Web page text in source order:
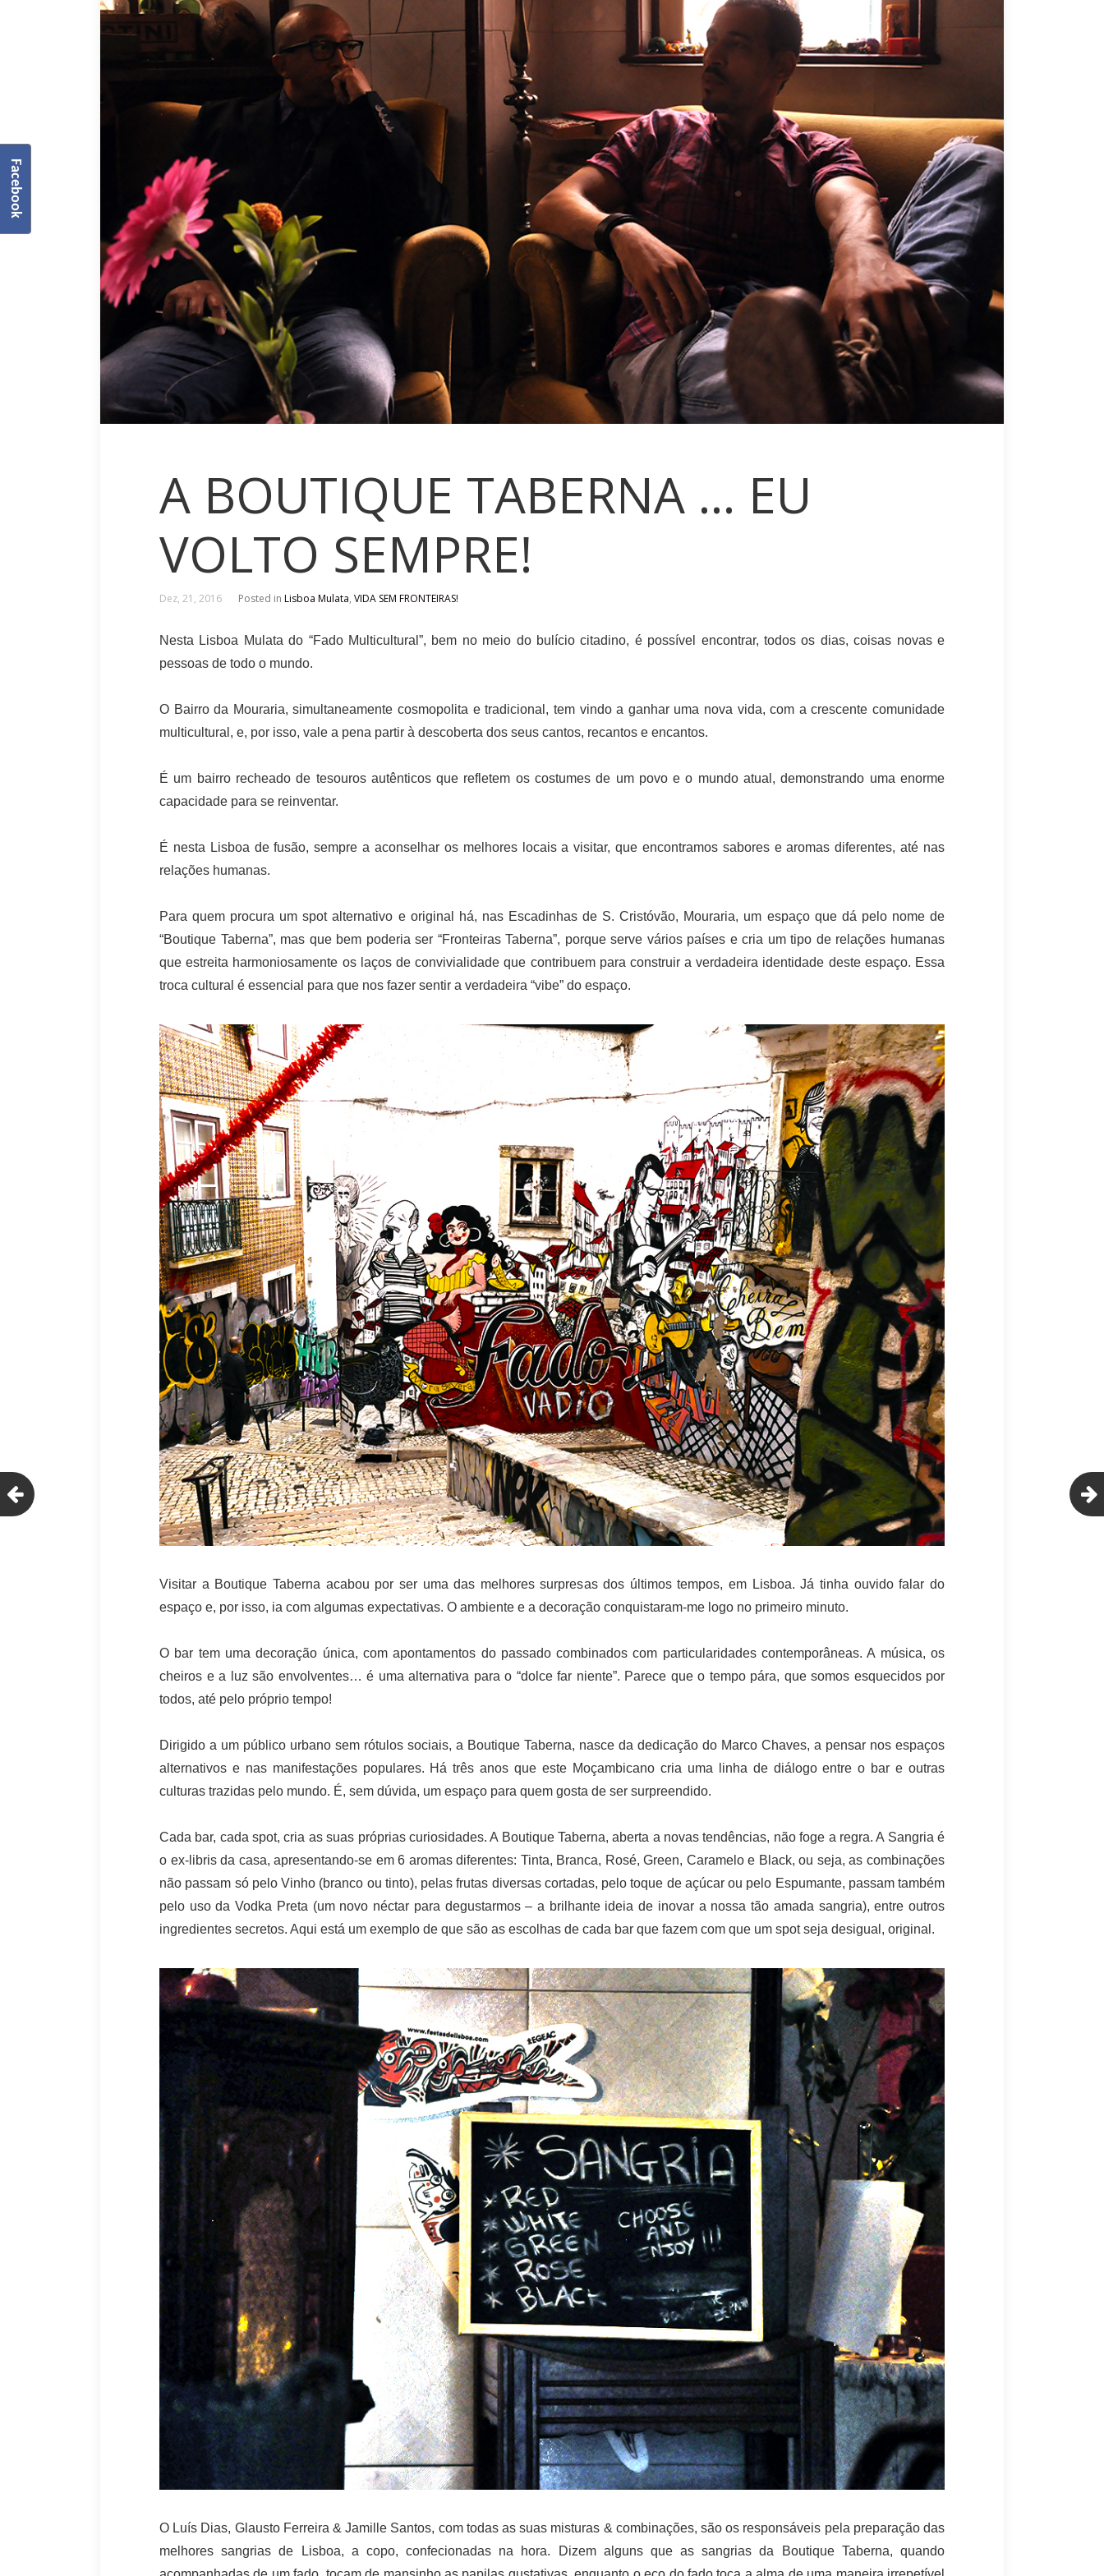
A BOUTIQUE TABERNA … EU
VOLTO SEMPRE!
Dez, 21, 2016 Posted in Lisboa Mulata, VIDA SEM FRONTEIRAS!
Nesta Lisboa Mulata do “Fado Multicultural”, bem no meio do bulício citadino, é possível encontrar, todos os dias, coisas novas e
pessoas de todo o mundo.
O Bairro da Mouraria, simultaneamente cosmopolita e tradicional, tem vindo a ganhar uma nova vida, com a crescente comunidade
multicultural, e, por isso, vale a pena partir à descoberta dos seus cantos, recantos e encantos.
É um bairro recheado de tesouros autênticos que refletem os costumes de um povo e o mundo atual, demonstrando uma enorme
capacidade para se reinventar.
É nesta Lisboa de fusão, sempre a aconselhar os melhores locais a visitar, que encontramos sabores e aromas diferentes, até nas
relações humanas.
Para quem procura um spot alternativo e original há, nas Escadinhas de S. Cristóvão, Mouraria, um espaço que dá pelo nome de
“Boutique Taberna”, mas que bem poderia ser “Fronteiras Taberna”, porque serve vários países e cria um tipo de relações humanas
que estreita harmoniosamente os laços de convivialidade que contribuem para construir a verdadeira identidade deste espaço. Essa
troca cultural é essencial para que nos fazer sentir a verdadeira “vibe” do espaço.
Visitar a Boutique Taberna acabou por ser uma das melhores surpresas dos últimos tempos, em Lisboa. Já tinha ouvido falar do
espaço e, por isso, ia com algumas expectativas. O ambiente e a decoração conquistaram-me logo no primeiro minuto.
O bar tem uma decoração única, com apontamentos do passado combinados com particularidades contemporâneas. A música, os
cheiros e a luz são envolventes… é uma alternativa para o “dolce far niente”. Parece que o tempo pára, que somos esquecidos por
todos, até pelo próprio tempo!
Dirigido a um público urbano sem rótulos sociais, a Boutique Taberna, nasce da dedicação do Marco Chaves, a pensar nos espaços
alternativos e nas manifestações populares. Há três anos que este Moçambicano cria uma linha de diálogo entre o bar e outras
culturas trazidas pelo mundo. É, sem dúvida, um espaço para quem gosta de ser surpreendido.
Cada bar, cada spot, cria as suas próprias curiosidades. A Boutique Taberna, aberta a novas tendências, não foge a regra. A Sangria é
o ex-libris da casa, apresentando-se em 6 aromas diferentes: Tinta, Branca, Rosé, Green, Caramelo e Black, ou seja, as combinações
não passam só pelo Vinho (branco ou tinto), pelas frutas diversas cortadas, pelo toque de açúcar ou pelo Espumante, passam também
pelo uso da Vodka Preta (um novo néctar para degustarmos – a brilhante ideia de inovar a nossa tão amada sangria), entre outros
ingredientes secretos. Aqui está um exemplo de que são as escolhas de cada bar que fazem com que um spot seja desigual, original.
O Luís Dias, Glausto Ferreira & Jamille Santos, com todas as suas misturas & combinações, são os responsáveis pela preparação das
melhores sangrias de Lisboa, a copo, confecionadas na hora. Dizem alguns que as sangrias da Boutique Taberna, quando
Facebook